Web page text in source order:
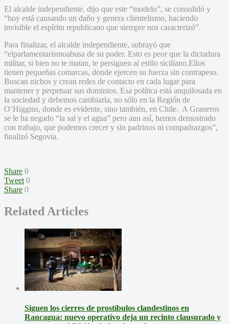
El alcalde independiente, dijo que este “modelo”, se consolidó y
“hoy está causando un daño y genera clientelismo, haciendo
invisible el espíritu republicano que siempre nos caracterizó”.
Para finalizar, el alcalde independiente, subrayó que
“elparlamentarismoabusa de su poder. Esto es peor que la dictadura
militar, si bien no te matan, te persiguen al estilo siciliano.Ellos
tienen pequeñas comarcas, donde ejercen su fuerza sin contrapeso.
Buscan nichos y crean redes de contacto en cada lugar para
mantener y perpetuar sus dominios. Esa política está anquilosada en
la sociedad y debemos cambiarla, no sólo en la Región de
O’Higgins, donde es evidente, sino también, en Chile. A Graneros
se le ha negado “la sal y el agua” pero aun así, hemos demostrado
con trabajo, que podemos crecer y sin padrinos ni compadrazgos”,
finalizó Segovia.
Share 0
Tweet 0
Share 0
Related Articles
Siguen los cierres de prostíbulos clandestinos en
Rancagua: nuevo operativo deja un recinto clausurado y